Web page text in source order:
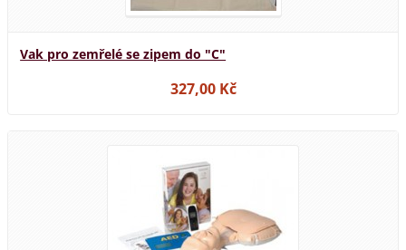
Vak pro zemřelé se zipem do "C"
327,00 Kč